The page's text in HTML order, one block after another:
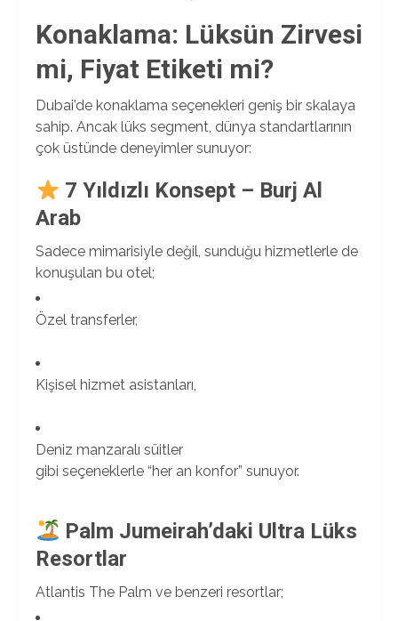
Konaklama: Lüksün Zirvesi
mi, Fiyat Etiketi mi?
Dubai’de konaklama seçenekleri geniş bir skalaya
sahip. Ancak lüks segment, dünya standartlarının
çok üstünde deneyimler sunuyor:
7 Yıldızlı Konsept – Burj Al
Arab
Sadece mimarisiyle değil, sunduğu hizmetlerle de
konuşulan bu otel;
Özel transferler,
Kişisel hizmet asistanları,
Deniz manzaralı süitler
gibi seçeneklerle “her an konfor” sunuyor.
Palm Jumeirah’daki Ultra Lüks
Resortlar
Atlantis The Palm ve benzeri resortlar;